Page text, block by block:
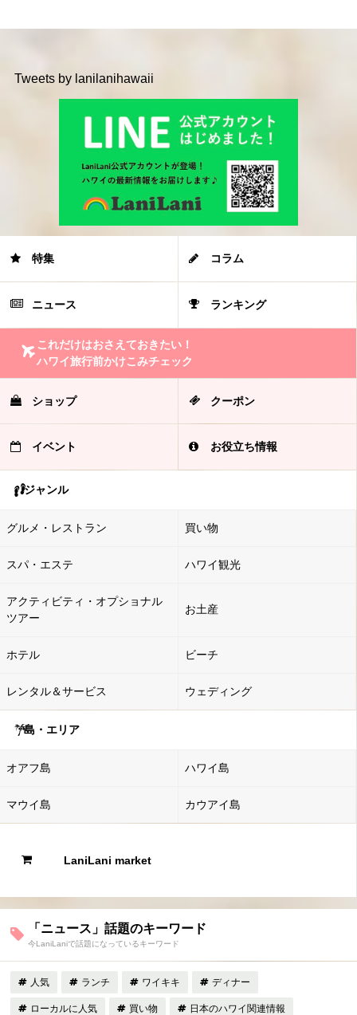
Tweets by lanilanihawaii
特集 コラム
ニュース ランキング
これだけはおさえておきたい！
ハワイ旅行前かけこみチェック
ショップ クーポン
イベント お役立ち情報
ジャンル
グルメ・レストラン 買い物
スパ・エステ ハワイ観光
アクティビティ・オプショナル
ツアー
お土産
ホテル ビーチ
レンタル＆サービス ウェディング
島・エリア
オアフ島 ハワイ島
マウイ島 カウアイ島
LaniLani market
「ニュース」話題のキーワード
今LaniLaniで話題になっているキーワード
人気 ランチ ワイキキ ディナー
ローカルに人気 買い物 日本のハワイ関連情報